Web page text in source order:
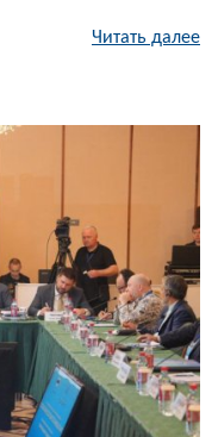
Читать далее